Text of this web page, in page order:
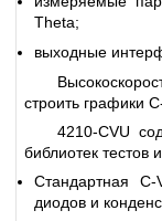
Theta;
выходные
строить графики
4210-CVU
библиотек тестов
Стандартная
диодов и